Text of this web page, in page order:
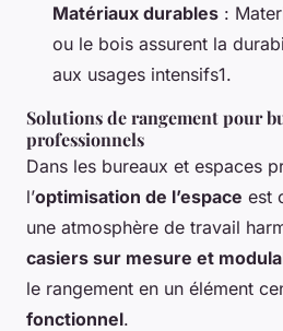
Matériaux durables :
ou le bois assurent la
aux usages intensifs1.
Solutions de rangement pour
professionnels
Dans les bureaux et espaces
l’optimisation de l’espace est
une atmosphère de travail
casiers sur mesure et
le rangement en un élément
fonctionnel.